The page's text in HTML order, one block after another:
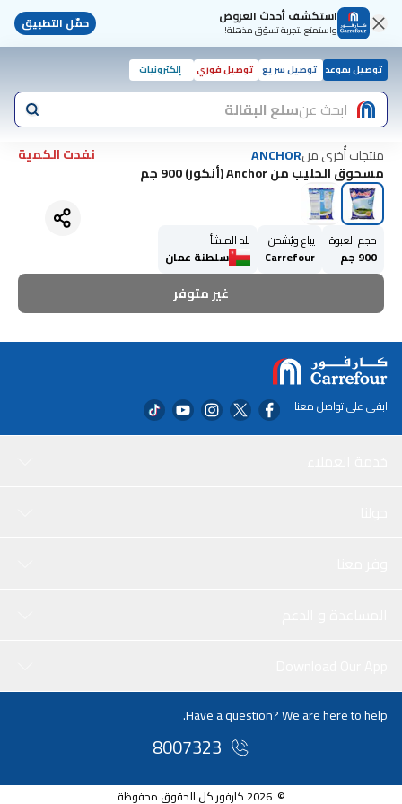
استكشف أحدث العروض
واستمتع بتجربة تسوّق مذهلة! حمّل التطبيق
توصيل بموعد توصيل سريع توصيل فوري إلكترونيات
ابحث عنسلع البقالة
منتجات أُخرى منANCHOR
نفدت الكمية
مسحوق الحليب من Anchor (أنكور) 900 جم
حجم العبوة
900 جم
يباع ويُشحن
Carrefour
بلد المنشأ
سلطنة عمان
غير متوفر
ابقى على تواصل معنا
Have a question? We are here to help.
8007323
© 2026 كارفور كل الحقوق محفوظة